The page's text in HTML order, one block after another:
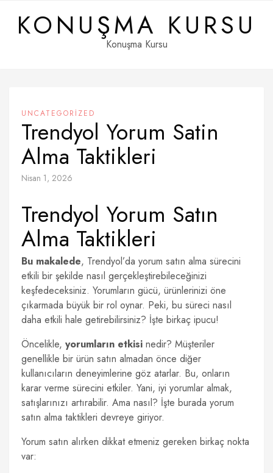
contentKONUŞMA KURSU
Konuşma Kursu
UNCATEGORIZED
Trendyol Yorum Satin
Alma Taktikleri
Nisan 1, 2026
Trendyol Yorum Satın
Alma Taktikleri
Bu makalede, Trendyol’da yorum satın alma sürecini
etkili bir şekilde nasıl gerçekleştirebileceğinizi
keşfedeceksiniz. Yorumların gücü, ürünlerinizi öne
çıkarmada büyük bir rol oynar. Peki, bu süreci nasıl
daha etkili hale getirebilirsiniz? İşte birkaç ipucu!
Öncelikle, yorumların etkisi nedir? Müşteriler
genellikle bir ürün satın almadan önce diğer
kullanıcıların deneyimlerine göz atarlar. Bu, onların
karar verme sürecini etkiler. Yani, iyi yorumlar almak,
satışlarınızı artırabilir. Ama nasıl? İşte burada yorum
satın alma taktikleri devreye giriyor.
Yorum satın alırken dikkat etmeniz gereken birkaç nokta
var: